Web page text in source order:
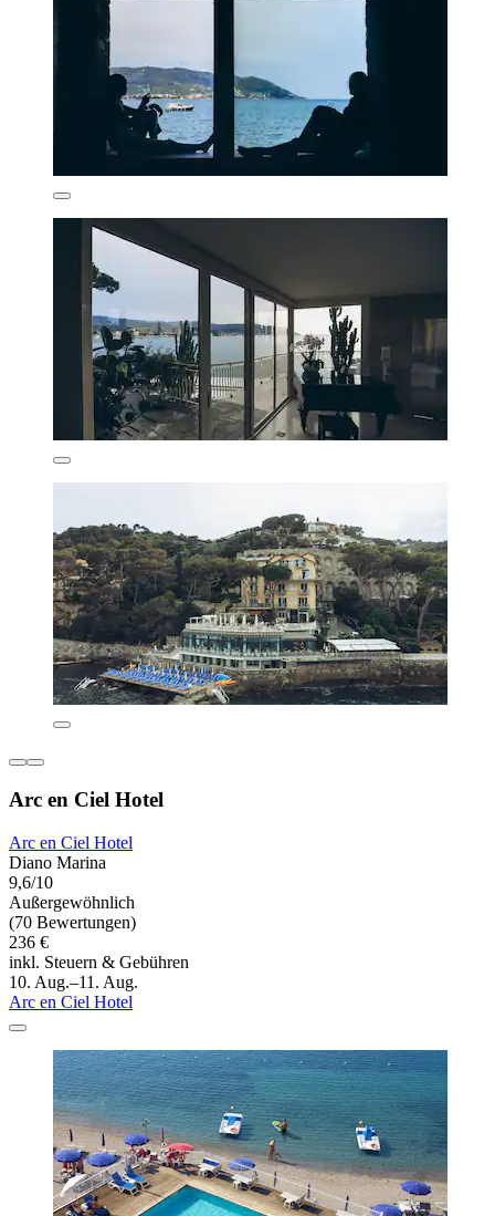
Arc en Ciel Hotel
Arc en Ciel Hotel
Diano Marina
9,6/10
Außergewöhnlich
(70 Bewertungen)
236 €
inkl. Steuern & Gebühren
10. Aug.–11. Aug.
Arc en Ciel Hotel